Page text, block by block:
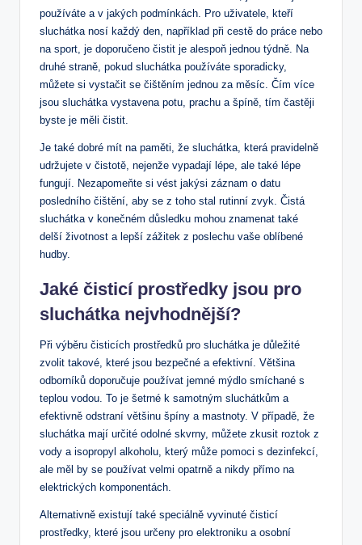
používáte a v jakých podmínkách. Pro uživatele, kteří
sluchátka nosí každý den, například při cestě do práce nebo
na sport, je doporučeno čistit je alespoň jednou týdně. Na
druhé straně, pokud sluchátka používáte sporadicky,
můžete si vystačit se čištěním jednou za měsíc. Čím více
jsou sluchátka vystavena potu, prachu a špíně, tím častěji
byste je měli čistit.
Je také dobré mít na paměti, že sluchátka, která pravidelně
udržujete v čistotě, nejenže vypadají lépe, ale také lépe
fungují. Nezapomeňte si vést jakýsi záznam o datu
posledního čištění, aby se z toho stal rutinní zvyk. Čistá
sluchátka v konečném důsledku mohou znamenat také
delší životnost a lepší zážitek z poslechu vaše oblíbené
hudby.
Jaké čisticí prostředky jsou pro
sluchátka nejvhodnější?
Při výběru čisticích prostředků pro sluchátka je důležité
zvolit takové, které jsou bezpečné a efektivní. Většina
odborníků doporučuje používat jemné mýdlo smíchané s
teplou vodou. To je šetrné k samotným sluchátkům a
efektivně odstraní většinu špíny a mastnoty. V případě, že
sluchátka mají určité odolné skvrny, můžete zkusit roztok z
vody a isopropyl alkoholu, který může pomoci s dezinfekcí,
ale měl by se používat velmi opatrně a nikdy přímo na
elektrických komponentách.
Alternativně existují také speciálně vyvinuté čisticí
prostředky, které jsou určeny pro elektroniku a osobní